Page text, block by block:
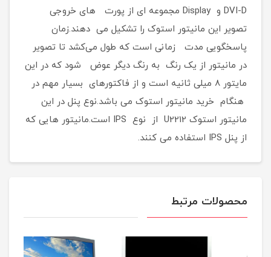
DVI-D و Display مجموعه ای از پورت های خروجی
تصویر این مانیتور استوک را تشکیل می دهند.زمان
پاسخگویی مدت زمانی است که طول می‌کشد تا تصویر
در مانیتور از یک رنگ به رنگ دیگر عوض شود که در این
مایتور 8 میلی ثانیه است و از فاکتورهای بسیار مهم در
هنگام خرید مانیتور استوک می باشد.نوع پنل در این
مانیتور استوک U2212 از نوع IPS است.مانیتور هایی که
از پنل IPS استفاده می کنند.
محصولات مرتبط